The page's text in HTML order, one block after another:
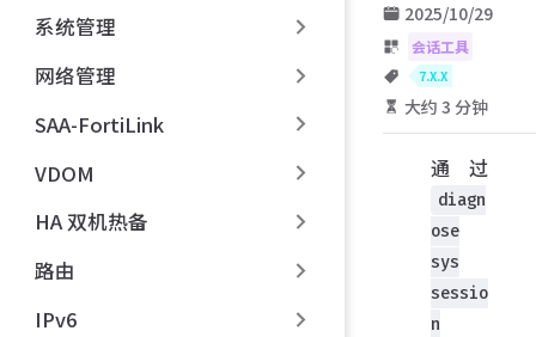
系统管理
网络管理
SAA-FortiLink
VDOM
HA 双机热备
路由
IPv6
2025/10/29
会话工具
7.X.X
大约 3 分钟
通过
diagn
ose
sys
sessio
n